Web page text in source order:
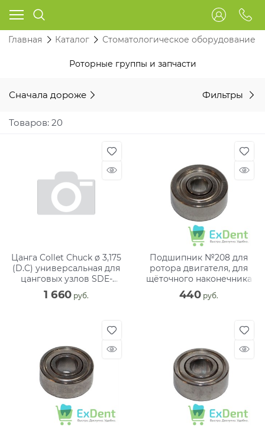
Главная Каталог Стоматологическое оборудование
Роторные группы и запчасти
Сначала дороже Фильтры
Товаров: 20
Цанга Collet Chuck ø 3,175
(D.C) универсальная для
цанговых узлов SDE-
H37L,SH37, SH40C,SH37SP,
BHS1
1 660 руб.
Подшипник №208 для
ротора двигателя, для
щёточного наконечника
440 руб.